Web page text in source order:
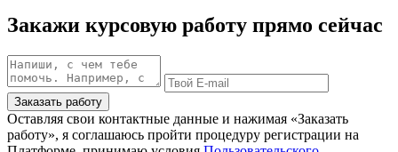
Закажи курсовую работу прямо сейчас
Заказать работу
Оставляя свои контактные данные и нажимая «Заказать
работу», я соглашаюсь пройти процедуру регистрации на